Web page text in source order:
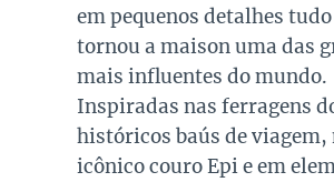
em pequenos detalhes tudo
tornou a maison uma das
mais influentes do mundo.
Inspiradas nas ferragens
históricos baús de viagem,
icônico couro Epi e em